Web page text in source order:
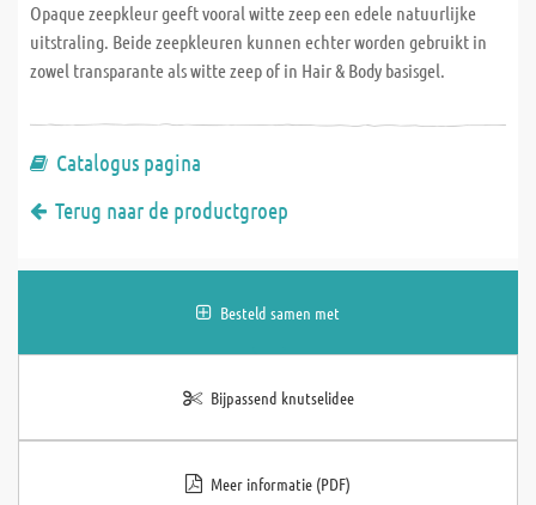
Opaque zeepkleur geeft vooral witte zeep een edele natuurlijke
uitstraling. Beide zeepkleuren kunnen echter worden gebruikt in
zowel transparante als witte zeep of in Hair & Body basisgel.
Catalogus pagina
Terug naar de productgroep
Besteld samen met
Bijpassend knutselidee
Meer informatie (PDF)